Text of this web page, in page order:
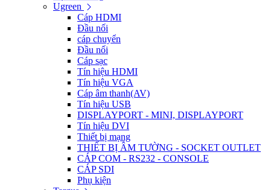
Ugreen
Cáp HDMI
Đầu nối
cáp chuyển
Đầu nối
Cáp sạc
Tín hiệu HDMI
Tín hiệu VGA
Cáp âm thanh(AV)
Tín hiệu USB
DISPLAYPORT - MINI, DISPLAYPORT
Tín hiệu DVI
Thiết bị mạng
THIẾT BỊ ÂM TƯỜNG - SOCKET OUTLET
CÁP COM - RS232 - CONSOLE
CÁP SDI
Phụ kiện